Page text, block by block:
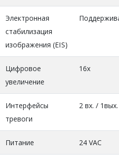
Электронная
стабилизация
изображения (EIS)
Цифровое
увеличение
16x
Интерфейсы
тревоги
2 вх. / 1вых.
Питание 24 VAC